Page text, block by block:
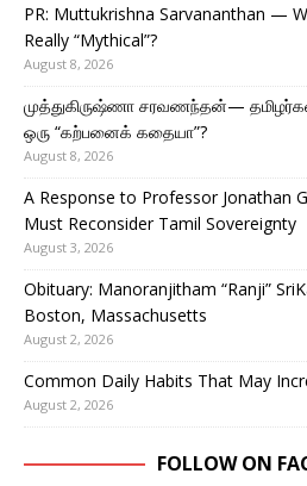
PR: Muttukrishna Sarvananthan —
Really “Mythical”?
August 8, 2026
முத்துகிருஷ்ணா சரவணந்தன்—
ஒரு “கற்பனைக் கதையா”?
August 8, 2026
A Response to Professor Jonathan
Must Reconsider Tamil Sovereignty
August 3, 2026
Obituary: Manoranjitham “Ranji”
Boston, Massachusetts
August 2, 2026
Common Daily Habits That May
August 2, 2026
FOLLOW ON